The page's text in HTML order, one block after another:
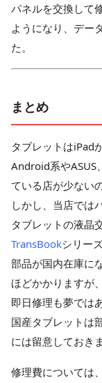
パネルを交換して
ようになり、デー
た。
まとめ
タブレットはiPad
Android系やASUS
ている店が少ない
しかし、当店では
タブレットの液晶
TransBookシリー
部品が国内在庫に
ほどかかりますが
即日修理も夢では
国産タブレットは
には留意しておき
修理費については、